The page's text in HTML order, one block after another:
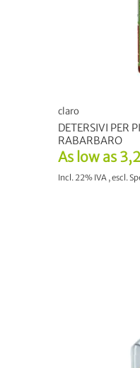
As low as
Incl. 22% IVA ,escl.
claro
DETERSIVI PER
RABARBARO